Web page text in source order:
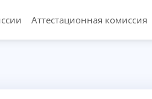
Аттестационная комиссия